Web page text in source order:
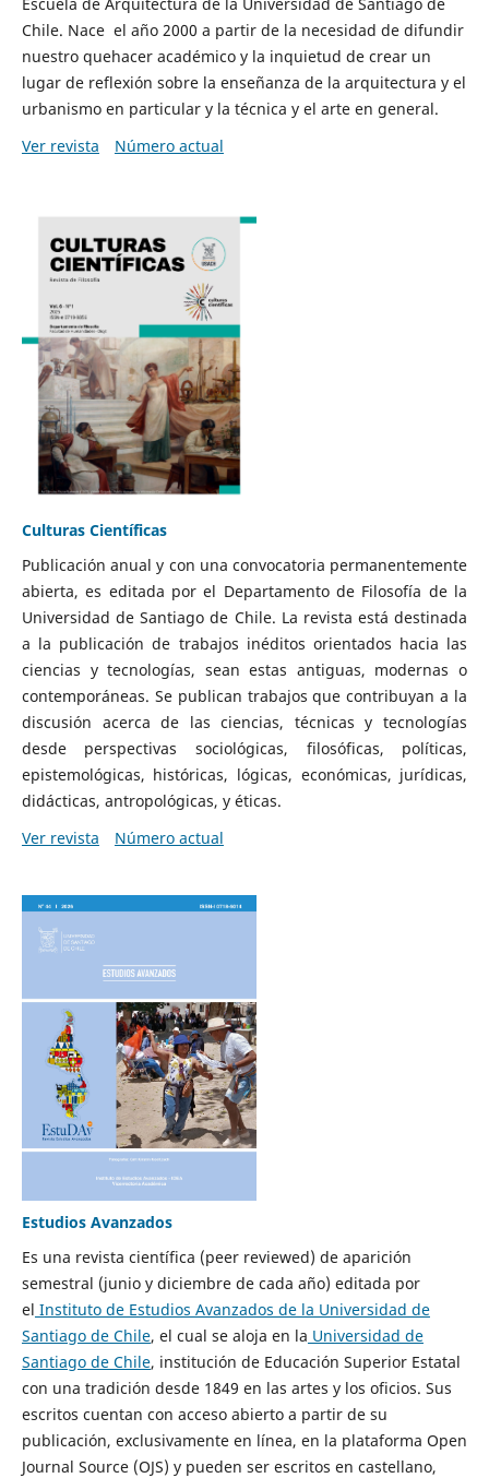
Chile. Nace el año 2000 a partir de la necesidad de difundir
nuestro quehacer académico y la inquietud de crear un
lugar de reflexión sobre la enseñanza de la arquitectura y el
urbanismo en particular y la técnica y el arte en general.
Ver revista
Número actual
Culturas Científicas
Publicación anual y con una convocatoria permanentemente
abierta, es editada por el Departamento de Filosofía de la
Universidad de Santiago de Chile. La revista está destinada
a la publicación de trabajos inéditos orientados hacia las
ciencias y tecnologías, sean estas antiguas, modernas o
contemporáneas. Se publican trabajos que contribuyan a la
discusión acerca de las ciencias, técnicas y tecnologías
desde perspectivas sociológicas, filosóficas, políticas,
epistemológicas, históricas, lógicas, económicas, jurídicas,
didácticas, antropológicas, y éticas.
Ver revista
Número actual
Estudios Avanzados
Es una revista científica (peer reviewed) de aparición
semestral (junio y diciembre de cada año) editada por
el Instituto de Estudios Avanzados de la Universidad de
Santiago de Chile, el cual se aloja en la Universidad de
Santiago de Chile, institución de Educación Superior Estatal
con una tradición desde 1849 en las artes y los oficios. Sus
escritos cuentan con acceso abierto a partir de su
publicación, exclusivamente en línea, en la plataforma Open
Journal Source (OJS) y pueden ser escritos en castellano,